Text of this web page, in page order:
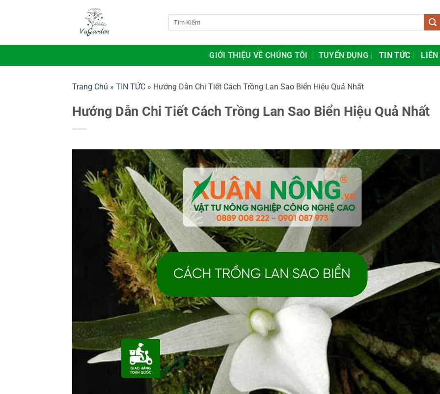
dung
GIỚI THIỆU VỀ CHÚNG TÔI TUYỂN DỤNG TIN TỨC LIÊN
Trang Chủ » TIN TỨC » Hướng Dẫn Chi Tiết Cách Trồng Lan Sao Biển Hiệu Quả Nhất
Hướng Dẫn Chi Tiết Cách Trồng Lan Sao Biển Hiệu Quả Nhất